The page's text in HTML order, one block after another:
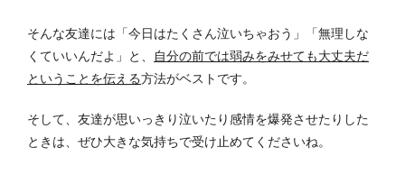
そんな友達には「今日はたくさん泣いちゃおう」「無理しな
くていいんだよ」と、
自分の前では弱みをみせても大丈夫だ
ということを伝える方法がベストです。
そして、友達が思いっきり泣いたり感情を爆発させたりした
ときは、ぜひ大きな気持ちで受け止めてくださいね。